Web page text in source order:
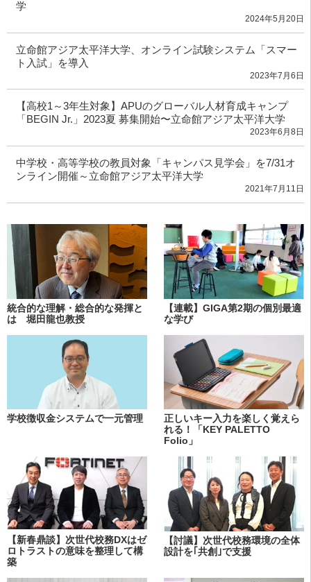
学
2024年5月20日
立命館アジア太平洋大学、オンライン試験システム「スマー
ト入試」を導入
2023年7月6日
【高校1～3年生対象】APUのグローバル人材育成キャンプ
「BEGIN Jr.」2023夏 募集開始〜立命館アジア太平洋大学
2023年6月8日
中学校・高等学校の教員対象「キャンパス見学会」を7/31オ
ンライン開催～立命館アジア太平洋大学
2021年7月11日
統合的な理解・総合的な発揮と
は 堀田龍也教授
【連載】GIGA第2期の個別最適
な学び
学校徴収金システムで一元管理
正しいキー入力を楽しく覚えら
れる！「KEY PALETTO
Folio」
【新春鼎談】次世代校務DXはゼ
ロトラストの意味を整理して構
築
【討議】次世代校務環境の全体
設計を｢共創｣で支援